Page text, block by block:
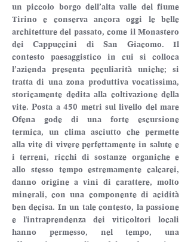
un piccolo borgo dell’alta valle del fiume
Tirino e conserva ancora oggi le belle
architetture del passato, come il Monastero
dei Cappuccini di San Giacomo. Il
contesto paesaggistico in cui si colloca
l’azienda presenta peculiarità uniche; si
tratta di una zona produttiva vocatissima,
storicamente dedita alla coltivazione della
vite. Posta a 450 metri sul livello del mare
Ofena gode di una forte escursione
termica, un clima asciutto che permette
alla vite di vivere perfettamente in salute e
i terreni, ricchi di sostanze organiche e
allo stesso tempo estremamente calcarei,
danno origine a vini di carattere, molto
minerali, con una componente di acidità
ben decisa. In un tale contesto, la passione
e l'intraprendenza dei viticoltori locali
hanno permesso, nel tempo, una